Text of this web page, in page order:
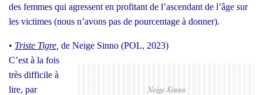
des femmes qui agressent en pro­fi­tant de l’ascendant de l’âge sur
les vic­times (nous n’a­vons pas de pour­cen­tage à don­ner).
• Triste Tigre de Neige Sin­no (POL, 2023)
C’est à la fois
très dif­fi­cile à
lire, par